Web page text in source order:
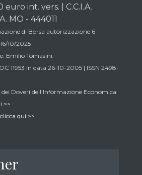
euro int. vers. | C.C.I.A.
MO - 444011
di Borsa autorizzazione 6
10/2025
Emilio Tomasini.
11953 in data 26-10-2005 | ISSN 2498-
Doveri dell’Informazione Economica
>>
clicca qui >>